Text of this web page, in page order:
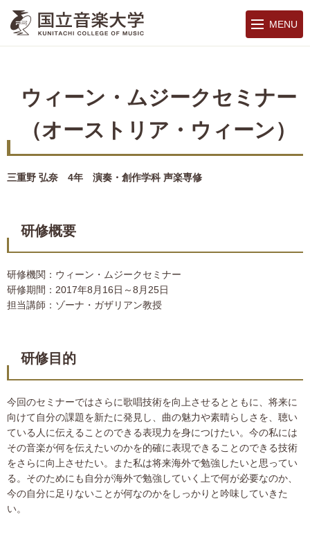
MENU
ウィーン・ムジークセミナー
（オーストリア・ウィーン）
三重野 弘奈 4年 演奏・創作学科 声楽専修
研修概要
研修機関：ウィーン・ムジークセミナー
研修期間：2017年8月16日～8月25日
担当講師：ゾーナ・ガザリアン教授
研修目的
今回のセミナーではさらに歌唱技術を向上させるとともに、将来に
向けて自分の課題を新たに発見し、曲の魅力や素晴らしさを、聴い
ている人に伝えることのできる表現力を身につけたい。今の私には
その音楽が何を伝えたいのかを的確に表現できることのできる技術
をさらに向上させたい。また私は将来海外で勉強したいと思ってい
る。そのためにも自分が海外で勉強していく上で何が必要なのか、
今の自分に足りないことが何なのかをしっかりと吟味していきた
い。